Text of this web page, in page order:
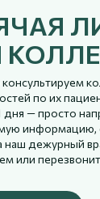
по их
дня — просто
информацию,
наш дежурный
или